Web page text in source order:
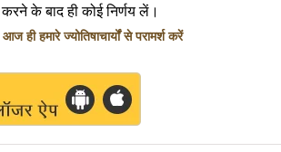
के बाद ही कोई निर्णय लें।
हमारे ज्योतिषाचार्यों से परामर्श करें